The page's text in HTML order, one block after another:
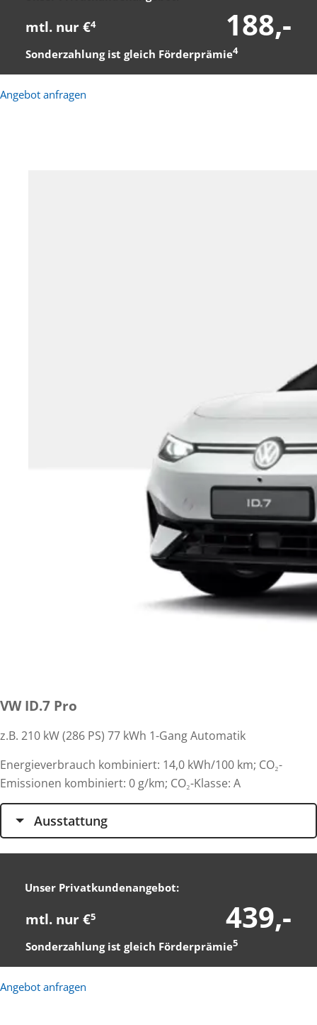
mtl. nur €4 188,-
Sonderzahlung ist gleich Förderprämie4
Angebot anfragen
VW ID.7 Pro
z.B. 210 kW (286 PS) 77 kWh 1-Gang Automatik
Energieverbrauch kombiniert: 14,0 kWh/100 km; CO₂-
Emissionen kombiniert: 0 g/km; CO₂-Klasse: A
Ausstattung
Unser Privatkundenangebot:
mtl. nur €5 439,-
Sonderzahlung ist gleich Förderprämie5
Angebot anfragen